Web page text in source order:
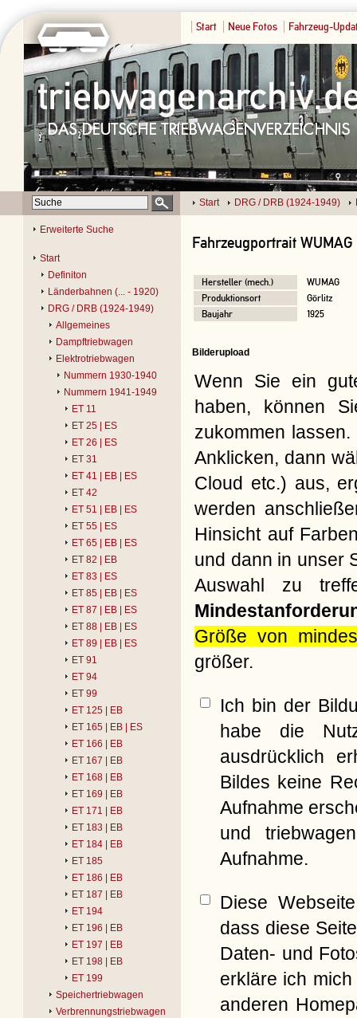
Start Neue Fotos Fahrzeug-
Start DRG / DRB (1924-1949)
Erweiterte Suche
Start
Definiton
Länderbahnen (... - 1920)
DRG / DRB (1924-1949)
Allgemeines
Dampftriebwagen
Elektrotriebwagen
Nummern 1930-1940
Nummern 1941-1949
ET 11
ET 25 | ES
ET 26 | ES
ET 31
ET 41 | EB | ES
ET 42
ET 51 | EB | ES
ET 55 | ES
ET 65 | EB | ES
ET 82 | EB
ET 83 | ES
ET 85 | EB | ES
ET 87 | EB | ES
ET 88 | EB | ES
ET 89 | EB | ES
ET 91
ET 94
ET 99
ET 125 | EB
ET 165 | EB | ES
ET 166 | EB
ET 167 | EB
ET 168 | EB
ET 169 | EB
ET 171 | EB
ET 183 | EB
ET 184 | EB
ET 185
ET 186 | EB
ET 187 | EB
ET 194
ET 196 | EB
ET 197 | EB
ET 198 | EB
ET 199
Speichertriebwagen
Verbrennungstriebwagen
Fahrzeugportrait WUMAG
Hersteller (mech.)
WUMAG
Produktionsort
Görlitz
Baujahr
1925
Bilderupload
Wenn Sie ein
haben, können
zukommen
Anklicken, dann
Cloud etc.) aus,
werden
Hinsicht auf
und dann in unser
Auswahl zu
Größe von
größer.
Ich bin der
habe die
ausdrücklich
Bildes keine
Aufnahme
und
Aufnahme.
Diese
dass diese
Daten- und
erkläre ich
anderen